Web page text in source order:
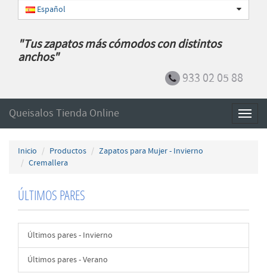
Español
"Tus zapatos más cómodos con distintos
anchos"
933 02 05 88
Queisalos Tienda Online
Inicio Productos
Zapatos para Mujer - Invierno
Cremallera
ÚLTIMOS PARES
Últimos pares - Invierno
Últimos pares - Verano